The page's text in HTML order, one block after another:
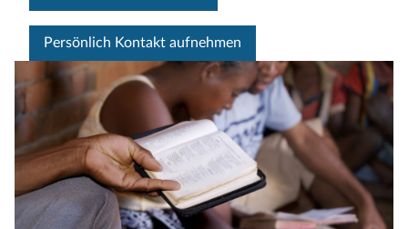
Persönlich Kontakt aufnehmen